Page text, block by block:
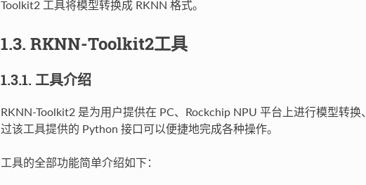
Toolkit2 工具将模型转换成 RKNN 格式。
1.3. RKNN-Toolkit2工具
1.3.1. 工具介绍
RKNN-Toolkit2 是为用户提供在 PC、Rockchip NPU 平台上进行模型转
过该工具提供的 Python 接口可以便捷地完成各种操作。
工具的全部功能简单介绍如下：